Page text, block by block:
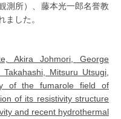
測所）、藤本光一郎名誉教
した。
Akira Johmori, George
Mitsuru Utsugi,
of the fumarole field of
of its resistivity structure
and recent hydrothermal